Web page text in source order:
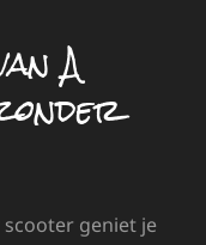
A
geniet je